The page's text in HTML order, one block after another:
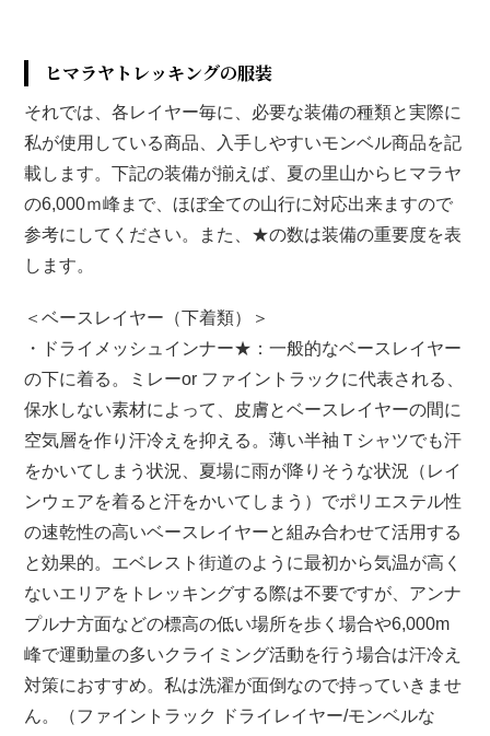
ヒマラヤトレッキングの服装
それでは、各レイヤー毎に、必要な装備の種類と実際に
私が使用している商品、入手しやすいモンベル商品を記
載します。下記の装備が揃えば、夏の里山からヒマラヤ
の6,000ｍ峰まで、ほぼ全ての山行に対応出来ますので
参考にしてください。また、★の数は装備の重要度を表
します。
＜ベースレイヤー（下着類）＞
・ドライメッシュインナー★：一般的なベースレイヤー
の下に着る。ミレーor ファイントラックに代表される、
保水しない素材によって、皮膚とベースレイヤーの間に
空気層を作り汗冷えを抑える。薄い半袖Ｔシャツでも汗
をかいてしまう状況、夏場に雨が降りそうな状況（レイ
ンウェアを着ると汗をかいてしまう）でポリエステル性
の速乾性の高いベースレイヤーと組み合わせて活用する
と効果的。エベレスト街道のように最初から気温が高く
ないエリアをトレッキングする際は不要ですが、アンナ
プルナ方面などの標高の低い場所を歩く場合や6,000m
峰で運動量の多いクライミング活動を行う場合は汗冷え
対策におすすめ。私は洗濯が面倒なので持っていきませ
ん。（ファイントラック ドライレイヤー/モンベルな